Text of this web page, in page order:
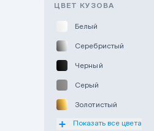
ЦВЕТ КУЗОВА
Белый
Серебристый
Черный
Серый
Золотистый
Оранжевый
Показать все цвета